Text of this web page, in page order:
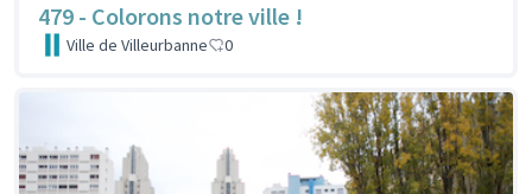
479 - Colorons notre ville !
Ville de Villeurbanne 0